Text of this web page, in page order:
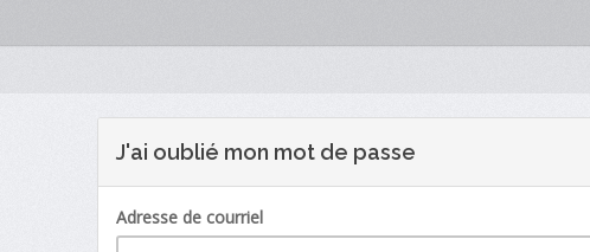
J'ai oublié mon mot de passe
Adresse de courriel